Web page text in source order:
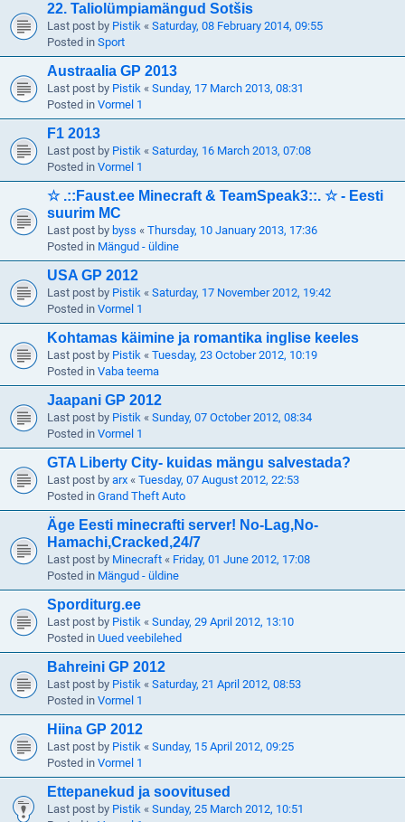
22. Taliolümpiamängud Sotšis
Last post by Pistik « Saturday, 08 February 2014, 09:55
Posted in Sport
Austraalia GP 2013
Last post by Pistik « Sunday, 17 March 2013, 08:31
Posted in Vormel 1
F1 2013
Last post by Pistik « Saturday, 16 March 2013, 07:08
Posted in Vormel 1
☆ .::Faust.ee Minecraft & TeamSpeak3::. ☆ - Eesti
suurim MC
Last post by byss « Thursday, 10 January 2013, 17:36
Posted in Mängud - üldine
USA GP 2012
Last post by Pistik « Saturday, 17 November 2012, 19:42
Posted in Vormel 1
Kohtamas käimine ja romantika inglise keeles
Last post by Pistik « Tuesday, 23 October 2012, 10:19
Posted in Vaba teema
Jaapani GP 2012
Last post by Pistik « Sunday, 07 October 2012, 08:34
Posted in Vormel 1
GTA Liberty City- kuidas mängu salvestada?
Last post by arx « Tuesday, 07 August 2012, 22:53
Posted in Grand Theft Auto
Äge Eesti minecrafti server! No-Lag,No-
Hamachi,Cracked,24/7
Last post by Minecraft « Friday, 01 June 2012, 17:08
Posted in Mängud - üldine
Sporditurg.ee
Last post by Pistik « Sunday, 29 April 2012, 13:10
Posted in Uued veebilehed
Bahreini GP 2012
Last post by Pistik « Saturday, 21 April 2012, 08:53
Posted in Vormel 1
Hiina GP 2012
Last post by Pistik « Sunday, 15 April 2012, 09:25
Posted in Vormel 1
Ettepanekud ja soovitused
Last post by Pistik « Sunday, 25 March 2012, 10:51